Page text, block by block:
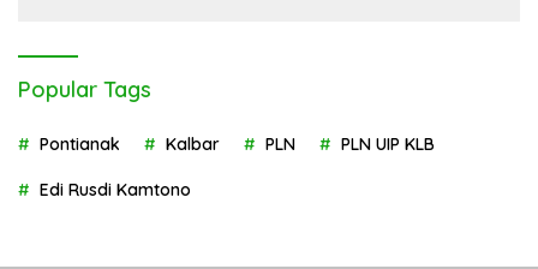
Popular Tags
Pontianak Kalbar PLN PLN UIP KLB
Edi Rusdi Kamtono